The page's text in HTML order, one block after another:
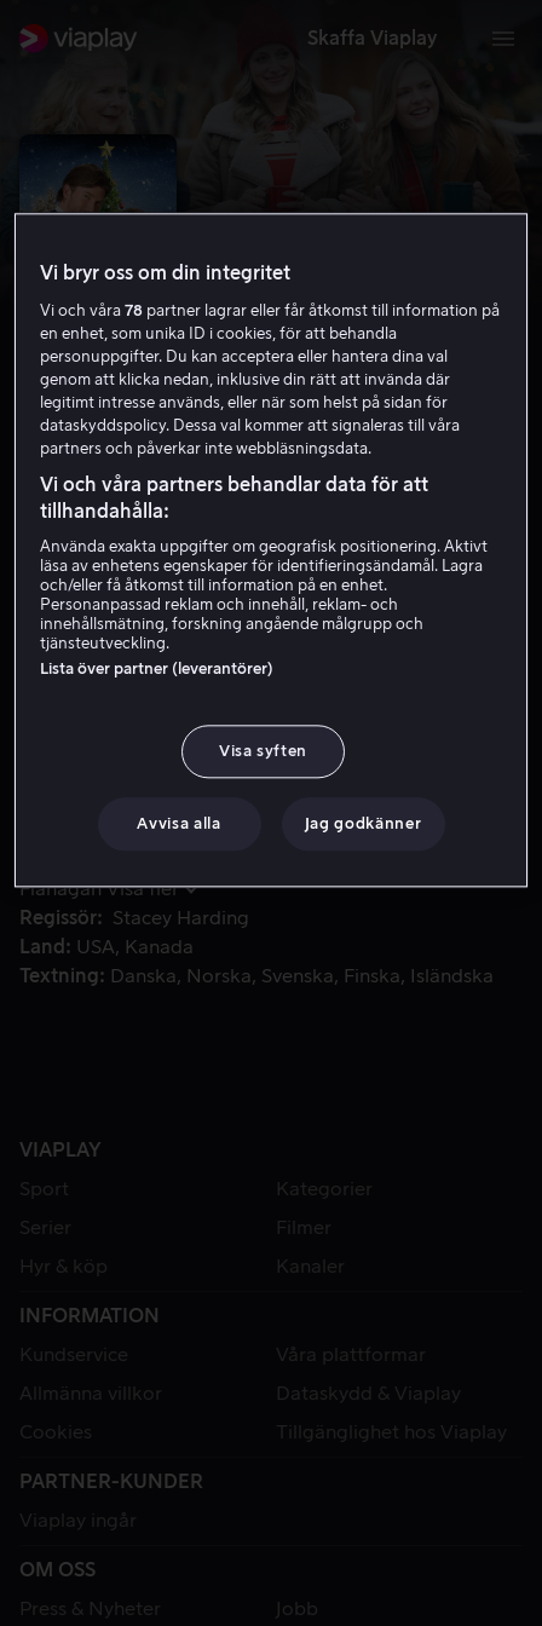
Skaffa Viaplay
A Lot Like Christmas
2021 1 h 23 min
7 år
HD
Skaffa Viaplay
Jessica äger den mest populära julgransförsäljningen i
Jessica äger den mest populära julgransförsäljningen i
marknadsföringsdirektör Clay Moore flyttar in en stor
butikskedja i området och börjar sälja julgranar, ser
Medverkande
Maggie Lawson
Christopher
Flanagan Visa fler
Regissör
Stacey Harding
Land
USA
Kanada
Textning
Danska Norska Svenska Finska Isländska
VIAPLAY
Sport
Kategorier
Serier
Filmer
Hyr & köp
Kanaler
INFORMATION
Kundservice
Våra plattformar
Allmänna villkor
Dataskydd & Viaplay
Cookies
Tillgänglighet hos Viaplay
PARTNER-KUNDER
Viaplay ingår
OM OSS
Press & Nyheter
Jobb
Vi bryr oss om din integritet
Vi och våra78 partner lagrar eller får åtkomst till information på
en enhet, som unika ID i cookies, för att behandla
personuppgifter. Du kan acceptera eller hantera dina val
genom att klicka nedan, inklusive din rätt att invända där
legitimt intresse används, eller när som helst på sidan för
dataskyddspolicy. Dessa val kommer att signaleras till våra
partners och påverkar inte webbläsningsdata.
Vi och våra partners behandlar data för att
tillhandahålla:
Använda exakta uppgifter om geografisk positionering. Aktivt
läsa av enhetens egenskaper för identifieringsändamål. Lagra
och/eller få åtkomst till information på en enhet.
Personanpassad reklam och innehåll, reklam- och
innehållsmätning, forskning angående målgrupp och
tjänsteutveckling.
Lista över partner (leverantörer)
Visa syften
Avvisa alla Jag godkänner